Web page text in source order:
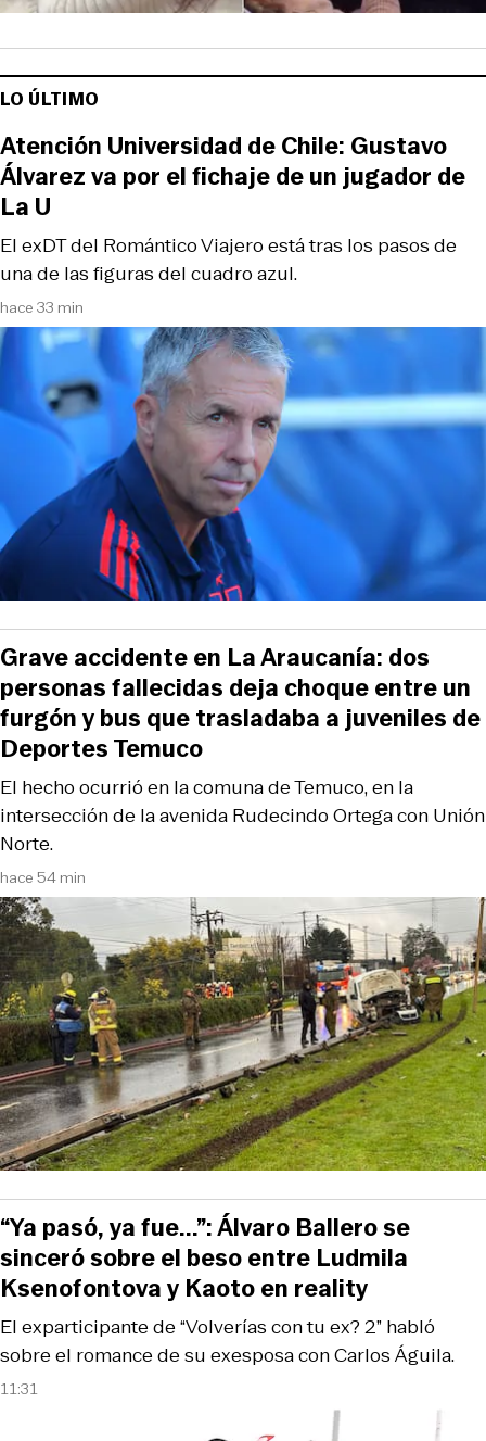
LO ÚLTIMO
hace 33 min
El exDT del Romántico Viajero está tras los pasos de
una de las figuras del cuadro azul.
Atención Universidad de Chile: Gustavo
Álvarez va por el fichaje de un jugador de
La U
hace 54 min
El hecho ocurrió en la comuna de Temuco, en la
intersección de la avenida Rudecindo Ortega con Unión
Norte.
Grave accidente en La Araucanía: dos
personas fallecidas deja choque entre un
furgón y bus que trasladaba a juveniles de
Deportes Temuco
11:31
El exparticipante de “Volverías con tu ex? 2” habló
sobre el romance de su exesposa con Carlos Águila.
“Ya pasó, ya fue...”: Álvaro Ballero se
sinceró sobre el beso entre Ludmila
Ksenofontova y Kaoto en reality